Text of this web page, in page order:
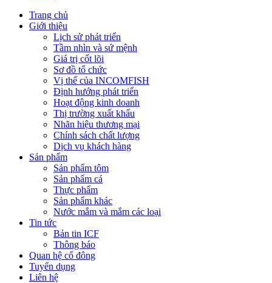
Trang chủ
Giới thiệu
Lịch sử phát triển
Tầm nhìn và sứ mệnh
Giá trị cốt lõi
Sơ đồ tổ chức
Vị thế của INCOMFISH
Định hướng phát triển
Hoạt động kinh doanh
Thị trường xuất khẩu
Nhãn hiệu thương mại
Chính sách chất lượng
Dịch vụ khách hàng
Sản phẩm
Sản phẩm tôm
Sản phẩm cá
Thực phẩm
Sản phẩm khác
Nước mắm và mắm các loại
Tin tức
Bản tin ICF
Thông báo
Quan hệ cổ đông
Tuyển dụng
Liên hệ